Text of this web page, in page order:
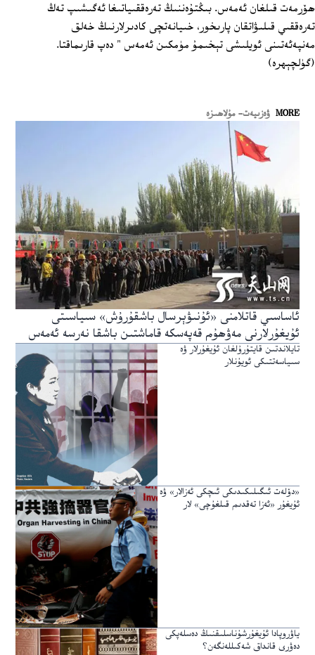
ھۆرمەت قىلغان ئەمەس. بىڭتۇەننىڭ تەرەققىياتىغا ئەگىشىپ تەڭ
تەرەققىي قىلىۋاتقان پارىخور، خىيانەتچى كادىرلارنىڭ خەلق
مەنپەئەتىنى ئويلىشى تېخىمۇ مۈمكىن ئەمەس " دەپ قارىماقتا.
(گۈلچېھرە)
MORE ۋەزىيەت- مۇلاھىزە
ئاساسىي قاتلامنى «ئۇنىۋېرسال باشقۇرۇش» سىياسىتى
ئۇيغۇرلارنى مەۋھۇم قەپەسكە قاماشتىن باشقا نەرسە ئەمەس
تايلاندتىن قايتۇرۇلغان ئۇيغۇرلار ۋە
سىياسەتتىكى ئويۇنلار
«دۆلەت ئىگىلىكىدىكى ئىچكى ئەزالار» ۋە
ئۇيغۇر «ئەزا تەقدىم قىلغۇچى» لار
ياۋروپادا ئۇيغۇرشۇناسلىقنىڭ دەسلەپكى
دەۋرى قانداق شەكىللەنگەن؟